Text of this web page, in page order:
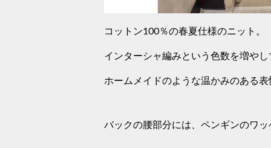
コットン100％の春夏仕様のニット。
インターシャ編みという色数を増や
ホームメイドのような温かみのある
バックの腰部分には、ペンギンのワ